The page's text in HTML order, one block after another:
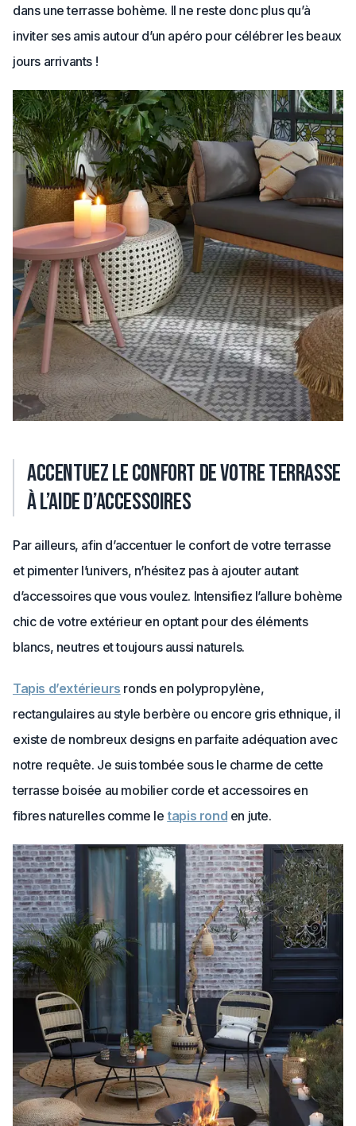
dans une terrasse bohème. Il ne reste donc plus qu’à
inviter ses amis autour d’un apéro pour célébrer les beaux
jours arrivants !
Accentuez le confort de votre terrasse
à l’aide d’accessoires
Par ailleurs, afin d’accentuer le confort de votre terrasse
et pimenter l’univers, n’hésitez pas à ajouter autant
d’accessoires que vous voulez. Intensifiez l’allure bohème
chic de votre extérieur en optant pour des éléments
blancs, neutres et toujours aussi naturels.
Tapis d’extérieurs ronds en polypropylène,
rectangulaires au style berbère ou encore gris ethnique, il
existe de nombreux designs en parfaite adéquation avec
notre requête. Je suis tombée sous le charme de cette
terrasse boisée au mobilier corde et accessoires en
fibres naturelles comme le tapis rond en jute.